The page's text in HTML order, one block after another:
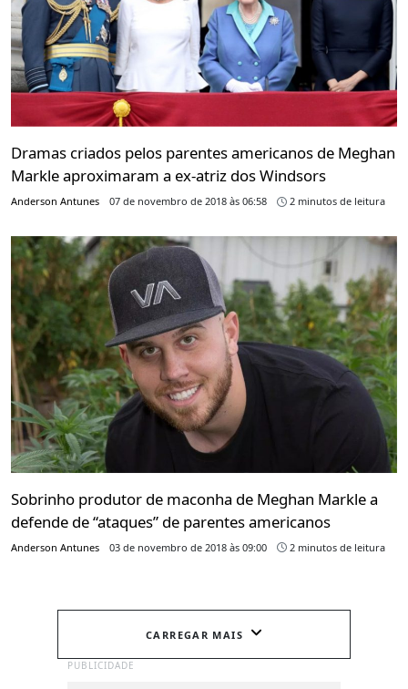
Dramas criados pelos parentes americanos de Meghan
Markle aproximaram a ex-atriz dos Windsors
Anderson Antunes 07 de novembro de 2018 às 06:58 2 minutos de leitura
Sobrinho produtor de maconha de Meghan Markle a
defende de “ataques” de parentes americanos
Anderson Antunes 03 de novembro de 2018 às 09:00 2 minutos de leitura
CARREGAR MAIS
PUBLICIDADE